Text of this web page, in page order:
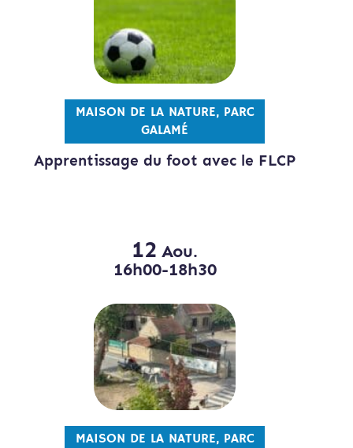
MAISON DE LA NATURE, PARC
GALAMÉ
Apprentissage du foot avec le FLCP
12 Aou.
16h00-18h30
MAISON DE LA NATURE, PARC